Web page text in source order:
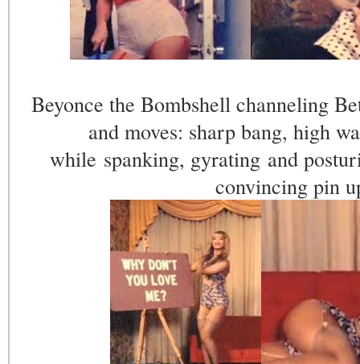
Beyonce the Bombshell channeling
and moves: sharp bang, high
while spanking, gyrating and
convincing pin